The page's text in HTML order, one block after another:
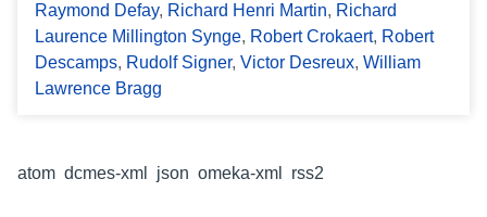
Raymond Defay, Richard Henri Martin, Richard
Laurence Millington Synge, Robert Crokaert, Robert
Descamps, Rudolf Signer, Victor Desreux, William
Lawrence Bragg
atom dcmes-xml json omeka-xml rss2